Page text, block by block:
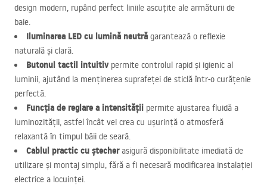
design modern, rupând perfect liniile ascuțite ale armăturii de
baie.
Iluminarea LED cu lumină neutră garantează o reflexie
naturală și clară.
Butonul tactil intuitivpermite controlul rapid și igienic al
luminii, ajutând la menținerea suprafeței de sticlă într-o curățenie
perfectă.
Funcția de reglare a intensității permite ajustarea fluidă a
luminozității, astfel încât vei crea cu ușurință o atmosferă
relaxantă în timpul băii de seară.
Cablul practic cu ștecherasigură disponibilitate imediată de
utilizare și montaj simplu, fără a fi necesară modificarea instalației
electrice a locuinței.